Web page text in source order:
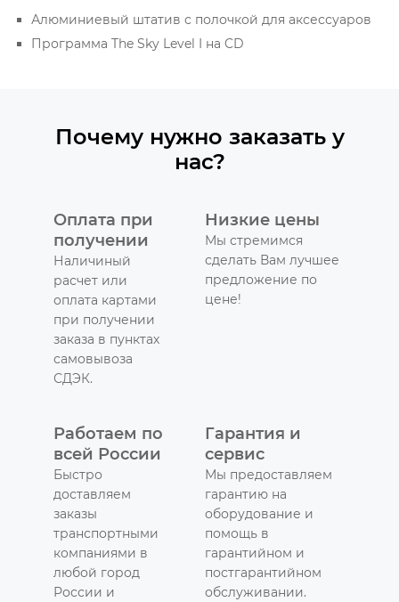
Алюминиевый штатив с полочкой для аксессуаров
Программа The Sky Level I на CD
Почему нужно заказать у
нас?
Оплата при
получении
Наличиный
расчет или
оплата картами
при получении
заказа в пунктах
самовывоза
СДЭК.
Низкие цены
Мы стремимся
сделать Вам лучшее
предложение по
цене!
Работаем по
всей России
Быстро
доставляем
заказы
транспортными
компаниями в
любой город
России и
Гарантия и
сервис
Мы предоставляем
гарантию на
оборудование и
помощь в
гарантийном и
постгарантийном
обслуживании.